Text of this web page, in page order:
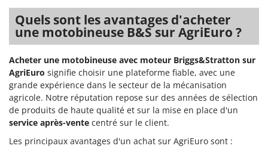
Quels sont les avantages d'acheter
une motobineuse B&S sur AgriEuro ?
Acheter une motobineuse avec moteur Briggs&Stratton sur
AgriEuro signifie choisir une plateforme fiable, avec une
grande expérience dans le secteur de la mécanisation
agricole. Notre réputation repose sur des années de sélection
de produits de haute qualité et sur la mise en place d'un
service après-vente centré sur le client.
Les principaux avantages d'un achat sur AgriEuro sont :